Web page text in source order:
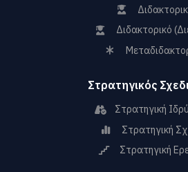
Διδακτορικό
Στρατηγικός
Στρατηγική
Στρατηγική
Στρατηγική